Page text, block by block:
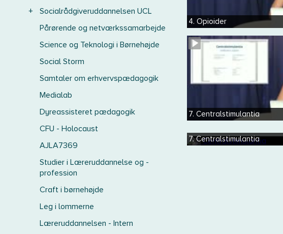
+
Socialrådgiveruddannelsen UCL
Pårørende og netværkssamarbejde
Science og Teknologi i Børnehøjde
Social Storm
Samtaler om erhvervspædagogik
Medialab
Dyreassisteret pædagogik
CFU - Holocaust
AJLA7369
Studier i Læreruddannelse og -
profession
Craft i børnehøjde
Leg i lommerne
Læreruddannelsen - Intern
4. Opioider
7. Centralstimulantia
7. Centralstimulantia